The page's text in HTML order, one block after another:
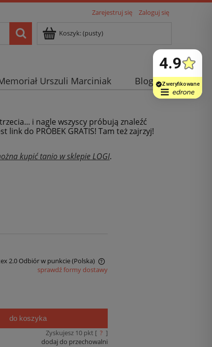
Zarejestruj się Zaloguj się
Koszyk:(pusty)
Urszuli Marciniak Blog
i nagle wszyscy próbują znaleźć
do PRÓBEK GRATIS! Tam też zajrzyj!
kupić tanio w sklepie LOGI.
2.0 Odbiór w punkcie(Polska)
sprawdź formy dostawy
do koszyka
Zyskujesz 10pkt [ ? ]
dodaj do przechowalni